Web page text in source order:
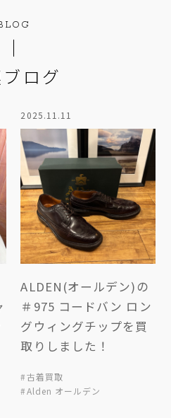
ログ
2025.11.11
ALDEN(オールデン)の
＃975 コードバン ロン
グウィングチップを買
取りしました！
#古着買取
#Alden オールデン